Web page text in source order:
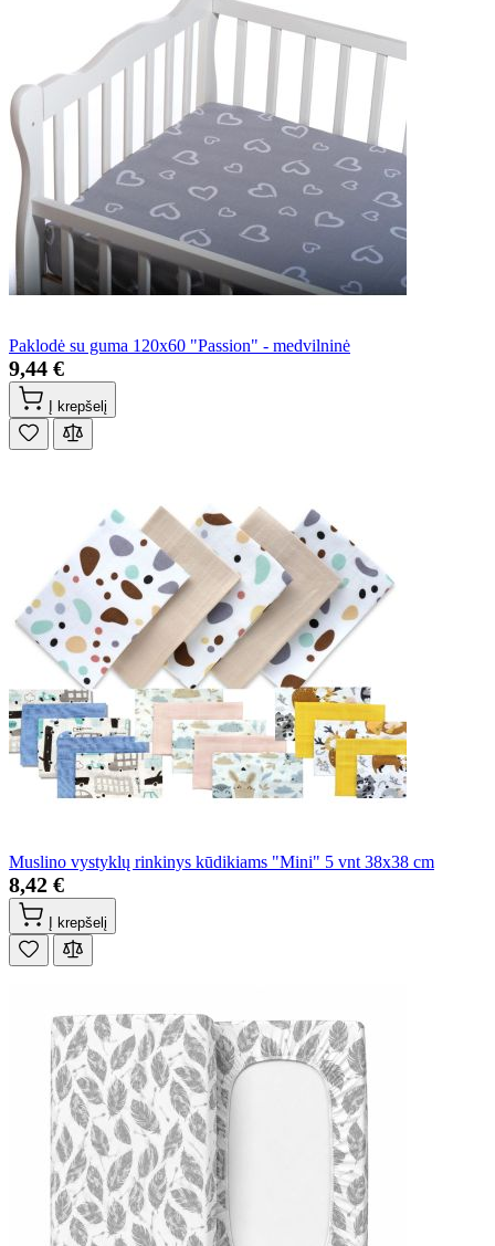
Paklodė su guma 120x60 "Passion" - medvilninė
9,44 €
Į krepšelį
Muslino vystyklų rinkinys kūdikiams "Mini" 5 vnt 38x38 cm
8,42 €
Į krepšelį